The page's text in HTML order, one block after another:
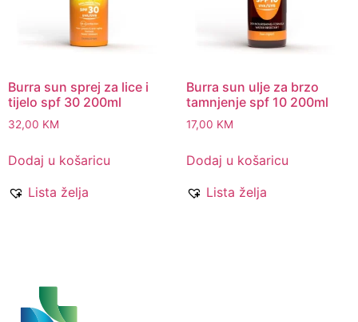
Burra sun sprej za lice i
tijelo spf 30 200ml
32,00 KM
Dodaj u košaricu
Lista želja
Burra sun ulje za brzo
tamnjenje spf 10 200ml
17,00 KM
Dodaj u košaricu
Lista želja